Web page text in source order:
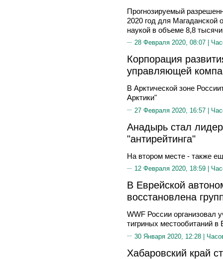
Прогнозируемый
2020 год для Магаданской
наукой в объеме 8,8
28 Февраля 2020, 08:07 |
Корпорация
управляющей
В Арктической зоне
Арктики"
27 Февраля 2020, 16:57 |
Анадырь стал
"антирейтинга"
На втором месте - также
12 Февраля 2020, 18:59 |
В Еврейской
восстановлена
WWF России организовал
тигриных местообитаний
30 Января 2020, 12:28 |
Хабаровский край